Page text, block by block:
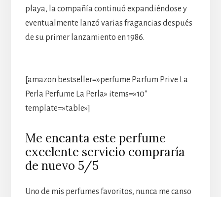
playa, la compañía continuó expandiéndose y
eventualmente lanzó varias fragancias después
de su primer lanzamiento en 1986.
[amazon bestseller=»perfume Parfum Prive La
Perla Perfume La Perla» items=»10″
template=»table»]
Me encanta este perfume
excelente servicio compraría
de nuevo 5/5
Uno de mis perfumes favoritos, nunca me canso